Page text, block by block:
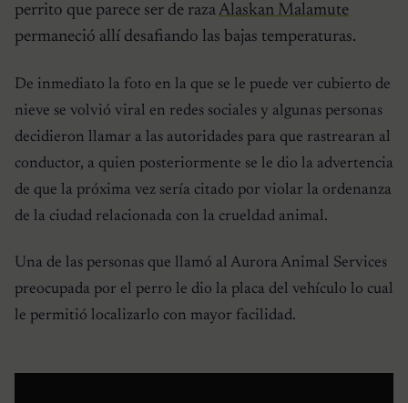
perrito que parece ser de razaAlaskan Malamute
permaneció allí desafiando las bajas temperaturas.
De inmediato la foto en la que se le puede ver cubierto de
nieve se volvió viral en redes sociales y algunas personas
decidieron llamar a las autoridades para que rastrearan al
conductor, a quien posteriormente se le dio la advertencia
de que la próxima vez sería citado por violar la ordenanza
de la ciudad relacionada con la crueldad animal.
Una de las personas que llamó al Aurora Animal Services
preocupada por el perro le dio la placa del vehículo lo cual
le permitió localizarlo con mayor facilidad.